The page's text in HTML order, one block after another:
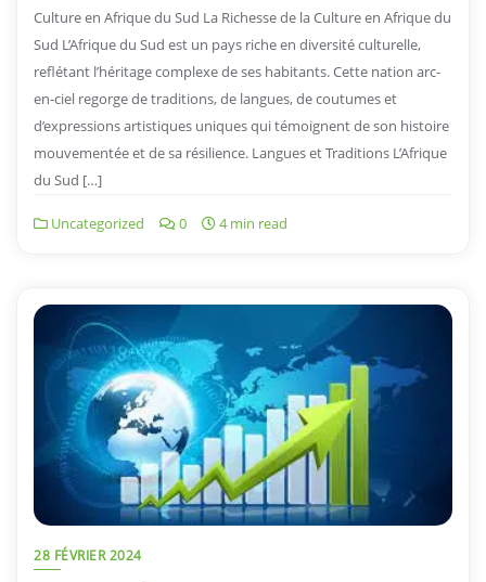
Culture en Afrique du Sud La Richesse de la Culture en Afrique du
Sud L’Afrique du Sud est un pays riche en diversité culturelle,
reflétant l’héritage complexe de ses habitants. Cette nation arc-
en-ciel regorge de traditions, de langues, de coutumes et
d’expressions artistiques uniques qui témoignent de son histoire
mouvementée et de sa résilience. Langues et Traditions L’Afrique
du Sud […]
Uncategorized 0 4 min read
28 FÉVRIER 2024